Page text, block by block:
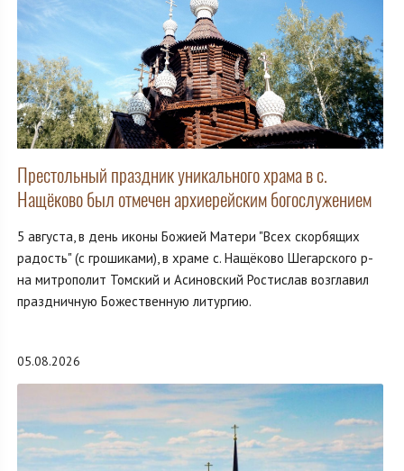
Престольный праздник уникального храма в с.
Нащёково был отмечен архиерейским богослужением
5 августа, в день иконы Божией Матери "Всех скорбящих
радость" (с грошиками), в храме с. Нащёково Шегарского р-
на митрополит Томский и Асиновский Ростислав возглавил
праздничную Божественную литургию.
05.08.2026